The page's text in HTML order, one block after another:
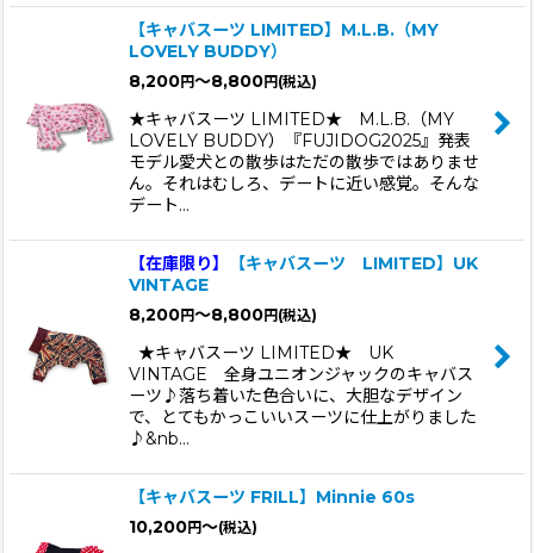
【キャバスーツ LIMITED】M.L.B.（MY
LOVELY BUDDY）
8,200円～8,800円 (税込)
★キャバスーツ LIMITED★ M.L.B.（MY
LOVELY BUDDY）『FUJIDOG2025』発表
モデル愛犬との散歩はただの散歩ではありませ
ん。それはむしろ、デートに近い感覚。そんな
デート…
【在庫限り】
【キャバスーツ LIMITED】UK
VINTAGE
8,200円～8,800円 (税込)
★キャバスーツ LIMITED★ UK
VINTAGE 全身ユニオンジャックのキャバス
ーツ♪落ち着いた色合いに、大胆なデザイン
で、とてもかっこいいスーツに仕上がりました
♪&nb…
【キャバスーツ FRILL】Minnie 60s
10,200円～(税込)